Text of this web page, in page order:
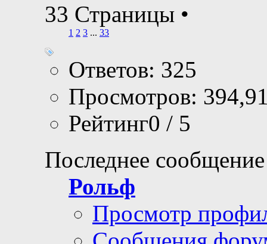
33 Страницы •
1 2 3 ... 33
Ответов: 325
Просмотров:
Рейтинг0 / 5
Последнее
Рольф
Просмотр